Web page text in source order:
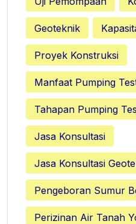
Geoteknik
Proyek Konstruksi
Manfaat Pumping
Tahapan Pumping
Jasa Konsultasi
Jasa Konsultasi
Pengeboran Sumur
Perizinan Air Tanah